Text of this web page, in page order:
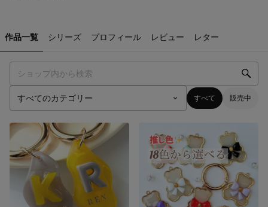
作品一覧 シリーズ プロフィール レビュー レター
すべて 販売中